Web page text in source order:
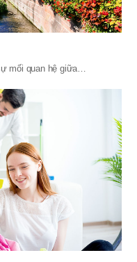
mối quan hệ giữa…